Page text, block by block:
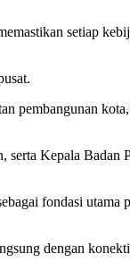
setiap
pembangunan
Kepala Badan
fondasi utama
dengan